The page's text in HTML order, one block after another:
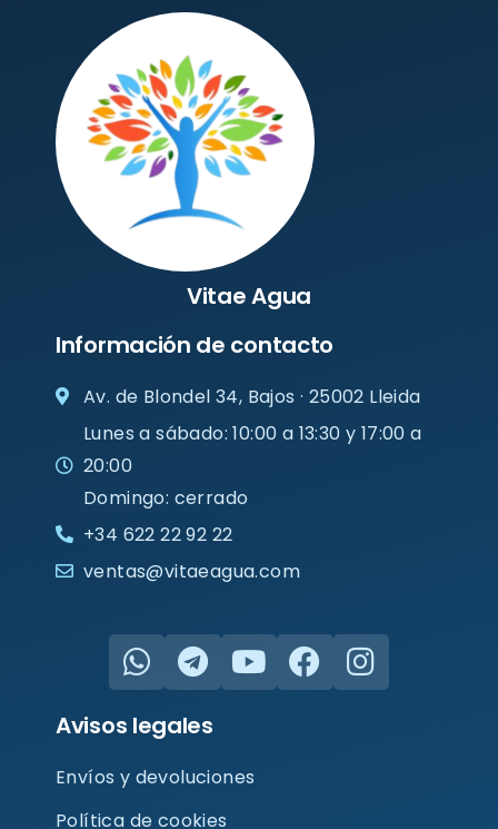
Vitae Agua
Información de contacto
Av. de Blondel 34, Bajos · 25002 Lleida
Lunes a sábado: 10:00 a 13:30 y 17:00 a
20:00
Domingo: cerrado
+34 622 22 92 22
ventas@vitaeagua.com
W
h
a
t
s
a
T
e
l
e
g
r
Y
o
u
F
a
I
n
Avisos legales
Envíos y devoluciones
Política de cookies